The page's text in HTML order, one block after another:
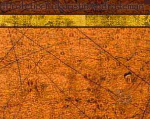
ProfetiorEukaristinAndra teman